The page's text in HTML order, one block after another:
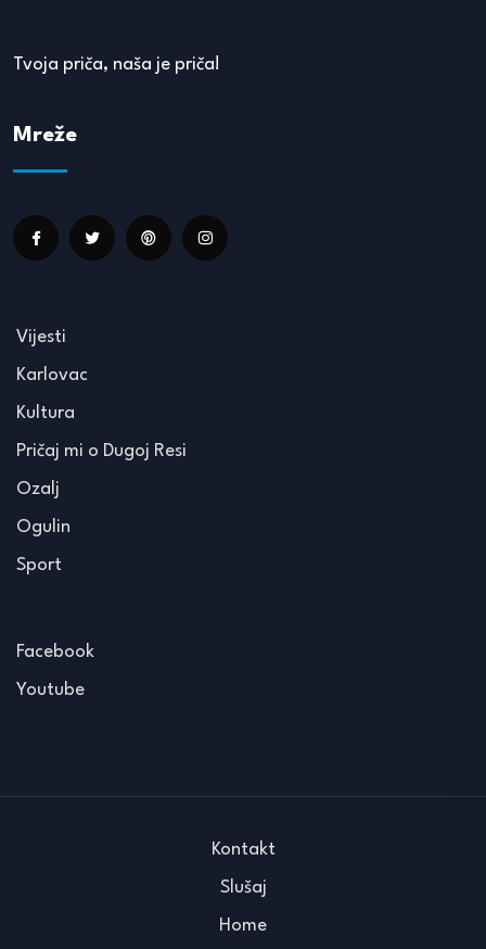
Tvoja priča, naša je priča!
Mreže
Vijesti
Karlovac
Kultura
Pričaj mi o Dugoj Resi
Ozalj
Ogulin
Sport
Facebook
Youtube
Kontakt
Slušaj
Home